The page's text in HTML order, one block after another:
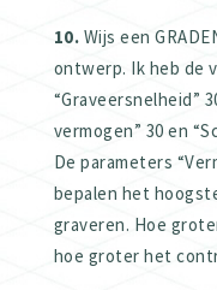
10. Wijs een
ontwerp. Ik heb de
“Graveersnelheid”
vermogen” 30 en
De parameters
bepalen het
graveren. Hoe
hoe groter het